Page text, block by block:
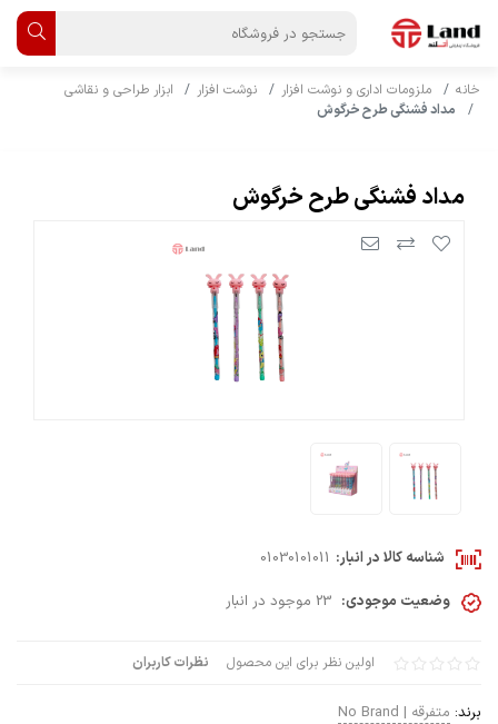
خانه ملزومات اداری و نوشت افزار نوشت افزار
ابزار طراحی و نقاشی
مداد فشنگی طرح خرگوش
مداد فشنگی طرح خرگوش
اولین نظر برای این محصول نظرات کاربران
برند: متفرقه | No Brand
شناسه کالا در انبار: 01030101011
وضعیت موجودی: 23 موجود در انبار